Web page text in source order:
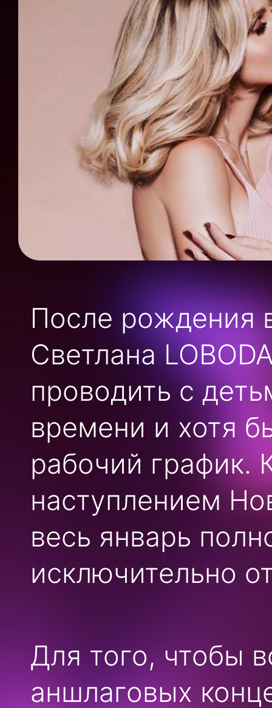
После рождения
Светлана
проводить с
времени и хотя
рабочий график.
наступлением
весь январь
исключительно
Для того, чтобы
аншлаговых